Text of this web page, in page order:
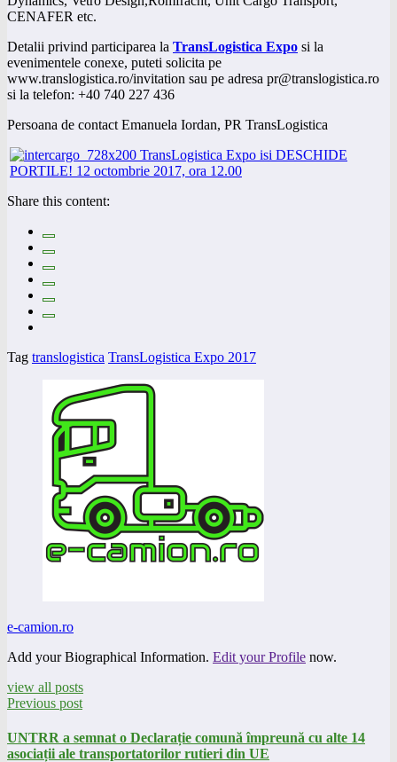
CENAFER etc.
Detalii privind participarea la TransLogistica Expo si la
evenimentele conexe, puteti solicita pe
www.translogistica.ro/invitation sau pe adresa pr@translogistica.ro
si la telefon: +40 740 227 436
Persoana de contact Emanuela Iordan, PR TransLogistica
Share this content:
Tag translogistica TransLogistica Expo 2017
e-camion.ro
Add your Biographical Information. Edit your Profile now.
view all posts
Previous post
UNTRR a semnat o Declarație comună împreună cu alte 14
asociații ale transportatorilor rutieri din UE